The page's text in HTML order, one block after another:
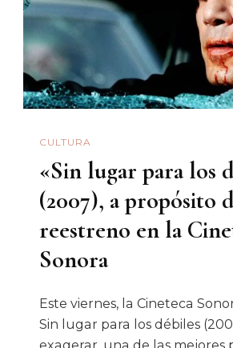
CULTURA
«Sin lugar para los
(2007), a propósito
reestreno en la
Sonora
Este viernes, la Cineteca
Sin lugar para los débiles